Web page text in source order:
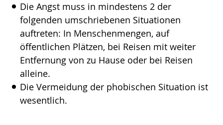
Die Angst muss in mindestens 2 der
folgenden umschriebenen Situationen
auftreten: In Menschenmengen, auf
öffentlichen Plätzen, bei Reisen mit weiter
Entfernung von zu Hause oder bei Reisen
alleine.
Die Vermeidung der phobischen Situation ist
wesentlich.